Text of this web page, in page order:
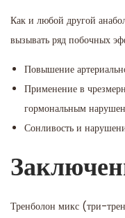
Как и любой другой
вызывать ряд побочных
Повышение
Применение в
гормональным
Сонливость и
Тренболон микс (три-